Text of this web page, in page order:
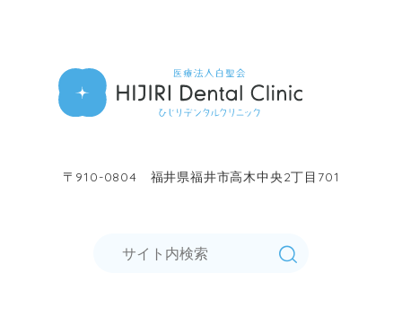
〒910-0804 福井県福井市高木中央2丁目701